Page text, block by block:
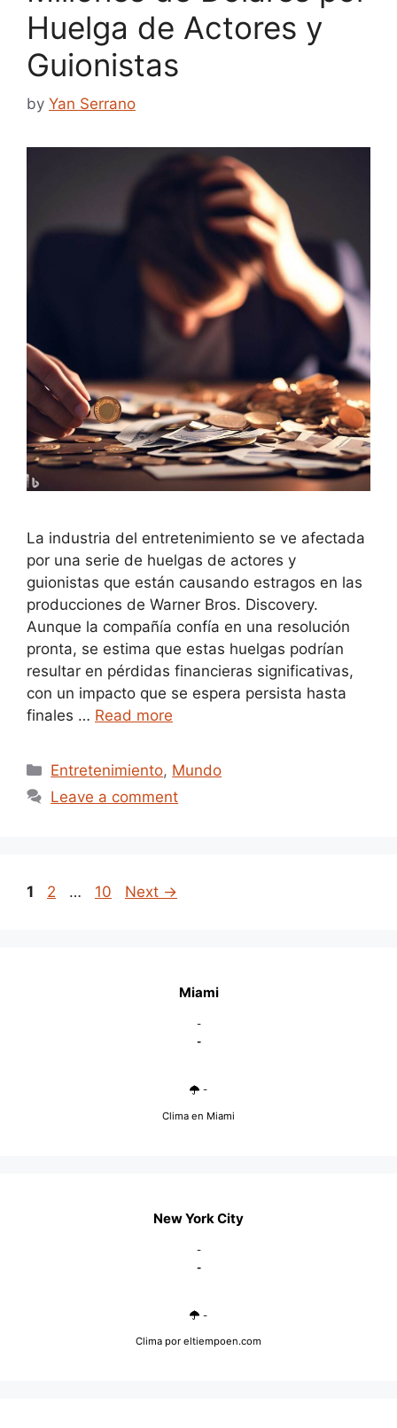
Huelga de Actores y
Guionistas
by Yan Serrano
La industria del entretenimiento se ve afectada
por una serie de huelgas de actores y
guionistas que están causando estragos en las
producciones de Warner Bros. Discovery.
Aunque la compañía confía en una resolución
pronta, se estima que estas huelgas podrían
resultar en pérdidas financieras significativas,
con un impacto que se espera persista hasta
finales … Read more
Categories
Entretenimiento, Mundo
Leave a comment
Page
1 Page
2 … Page
10 Next →
Miami
-
-
-
Clima en Miami
New York City
-
-
-
Clima por eltiempoen.com